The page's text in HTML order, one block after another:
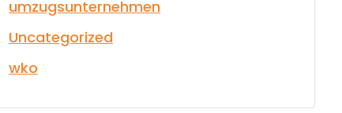
umzugsunternehmen
Uncategorized
wko